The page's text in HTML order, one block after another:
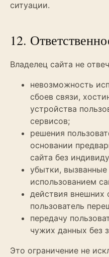
ситуации.
12.
Владелец сайта не
невозможность
сбоев связи,
устройства
сервисов;
решения
основании
сайта без
убытки,
использованием
действия внешних
пользователь
передачу
чужих данных без
Это ограничение не